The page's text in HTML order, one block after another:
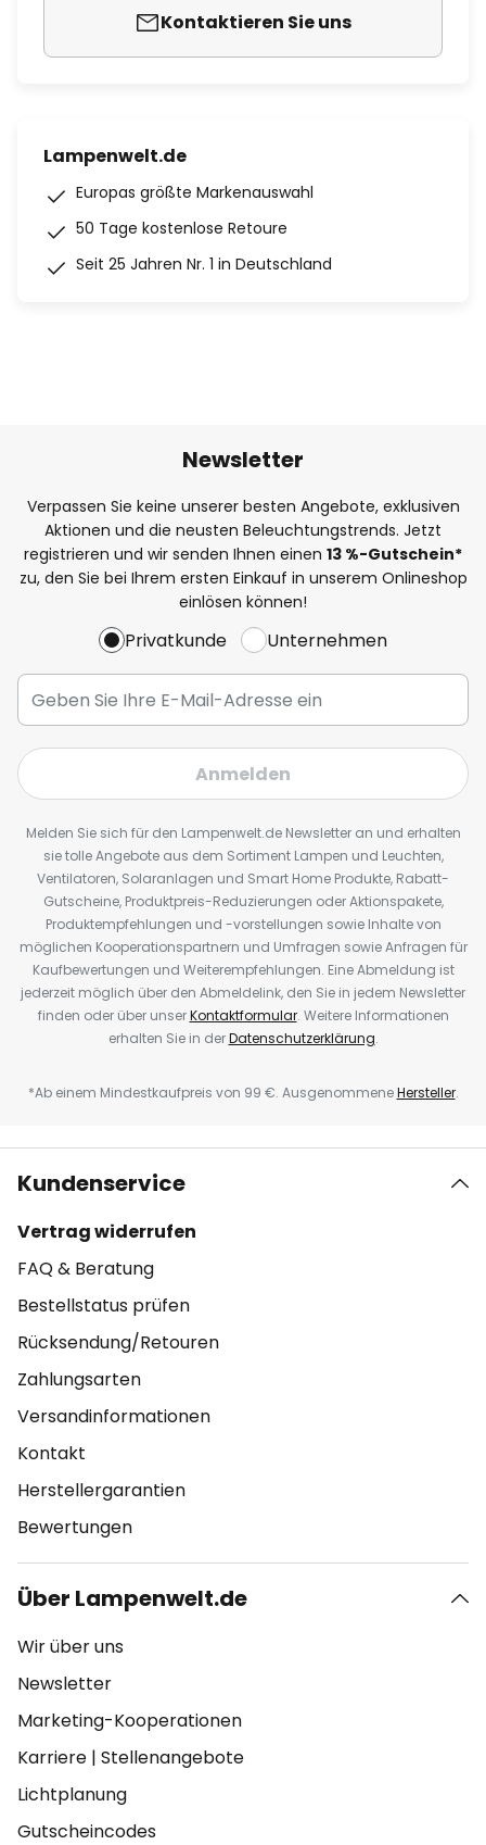
Kontaktieren Sie uns
Lampenwelt.de
Europas größte Markenauswahl
50 Tage kostenlose Retoure
Seit 25 Jahren Nr. 1 in Deutschland
Newsletter
Verpassen Sie keine unserer besten Angebote, exklusiven
Aktionen und die neusten Beleuchtungstrends. Jetzt
registrieren und wir senden Ihnen einen 13 %-Gutschein*
zu, den Sie bei Ihrem ersten Einkauf in unserem Onlineshop
einlösen können!
Privatkunde Unternehmen
Anmelden
Melden Sie sich für den Lampenwelt.de Newsletter an und erhalten
sie tolle Angebote aus dem Sortiment Lampen und Leuchten,
Ventilatoren, Solaranlagen und Smart Home Produkte, Rabatt-
Gutscheine, Produktpreis-Reduzierungen oder Aktionspakete,
Produktempfehlungen und -vorstellungen sowie Inhalte von
möglichen Kooperationspartnern und Umfragen sowie Anfragen für
Kaufbewertungen und Weiterempfehlungen. Eine Abmeldung ist
jederzeit möglich über den Abmeldelink, den Sie in jedem Newsletter
finden oder über unserKontaktformular. Weitere Informationen
erhalten Sie in derDatenschutzerklärung.
*Ab einem Mindestkaufpreis von 99 €. AusgenommeneHersteller.
Kundenservice
Vertrag widerrufen
FAQ & Beratung
Bestellstatus prüfen
Rücksendung/Retouren
Zahlungsarten
Versandinformationen
Kontakt
Herstellergarantien
Bewertungen
Über Lampenwelt.de
Wir über uns
Newsletter
Marketing-Kooperationen
Karriere | Stellenangebote
Lichtplanung
Gutscheincodes